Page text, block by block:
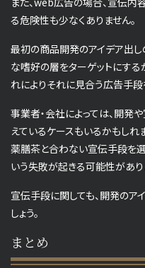
る危険性も少なくありません。
最初の商品開発のアイデア出し
な嗜好の層をターゲットにする
れによりそれに見合う広告手段
事業者・会社によっては、開発
えているケースもいるかもしれ
薬膳茶と合わない宣伝手段を
いう失敗が起きる可能性があり
宣伝手段に関しても、開発のア
しょう。
まとめ